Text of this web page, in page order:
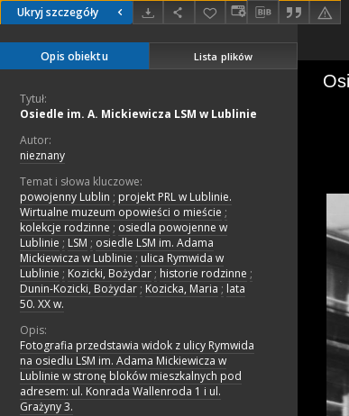
Ukryj szczegóły
Opis obiektu Lista plików
Tytuł:
Osiedle im. A. Mickiewicza LSM w Lublinie
Autor:
nieznany
Temat i słowa kluczowe:
powojenny Lublin ; projekt PRL w Lublinie.
Wirtualne muzeum opowieści o mieście ;
kolekcje rodzinne ; osiedla powojenne w
Lublinie ; LSM ; osiedle LSM im. Adama
Mickiewicza w Lublinie ; ulica Rymwida w
Lublinie ; Kozicki, Bożydar ; historie rodzinne ;
Dunin-Kozicki, Bożydar ; Kozicka, Maria ; lata
50. XX w.
Opis:
Fotografia przedstawia widok z ulicy Rymwida
na osiedlu LSM im. Adama Mickiewicza w
Lublinie w stronę bloków mieszkalnych pod
adresem: ul. Konrada Wallenroda 1 i ul.
Grażyny 3.